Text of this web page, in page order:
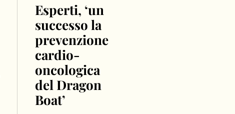
Esperti, ‘un
successo la
prevenzione
cardio-
oncologica
del Dragon
Boat’